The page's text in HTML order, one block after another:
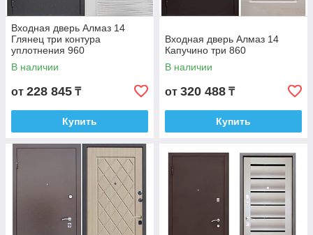
Входная дверь Алмаз 14
Глянец три контура
уплотнения 960
В наличии
от 228 845 ₸
Купить
Входная дверь Алмаз 14
Капучино три 860
В наличии
от 320 488 ₸
Купить